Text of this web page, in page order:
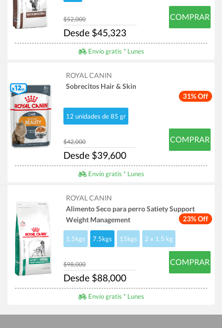
$52,000
Desde $45,323
COMPRAR
Envío gratis * Lunes
31% Off
ROYAL CANIN
Sobrecitos Hair & Skin
12 unidades de 85 gr
$42,000
Desde $39,600
COMPRAR
Envío gratis * Lunes
23% Off
ROYAL CANIN
Alimento Seco para perro Satiety Support
Weight Management
1.5kgs 7.5kgs 15kgs 2 x 1.5 kg
$98,000
Desde $88,000
COMPRAR
Envío gratis * Lunes